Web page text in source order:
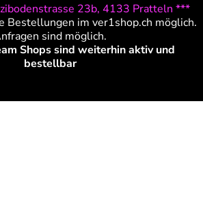
23b, 4133 Pratteln ***
Bestellungen im ver1shop.ch möglich.
sind möglich.
Shops sind weiterhin aktiv und
bestellbar